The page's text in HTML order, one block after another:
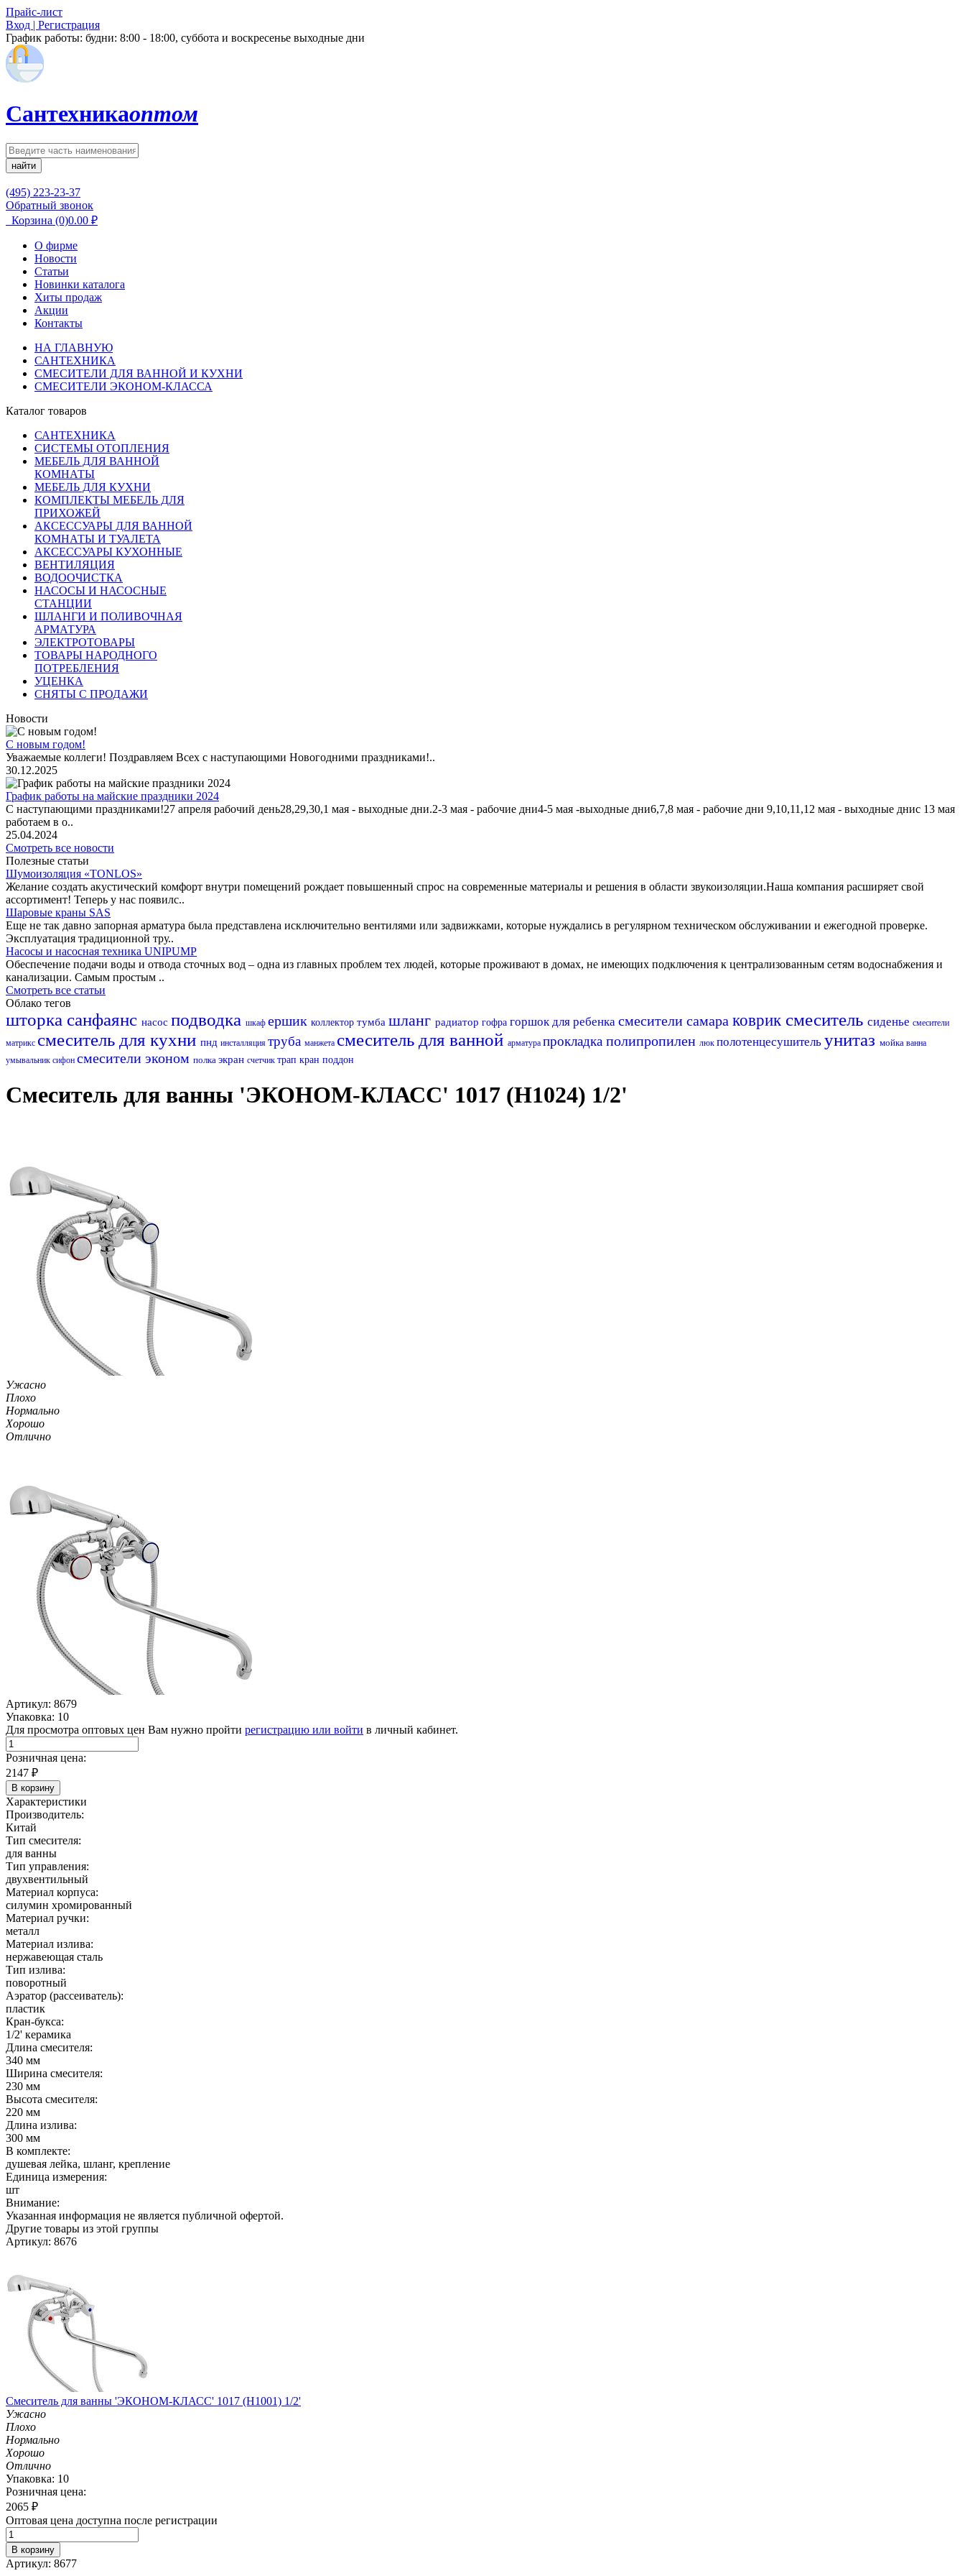
Прайс-лист
Вход | Регистрация
График работы: будни: 8:00 - 18:00, суббота и воскресенье выходные дни
Сантехникаоптом
найти
(495) 223-23-37
Обратный звонок
Корзина (0)0.00 ₽
О фирме
Новости
Статьи
Новинки каталога
Хиты продаж
Акции
Контакты
НА ГЛАВНУЮ
САНТЕХНИКА
СМЕСИТЕЛИ ДЛЯ ВАННОЙ И КУХНИ
СМЕСИТЕЛИ ЭКОНОМ-КЛАССА
Каталог товаров
САНТЕХНИКА
СИСТЕМЫ ОТОПЛЕНИЯ
МЕБЕЛЬ ДЛЯ ВАННОЙ
КОМНАТЫ
МЕБЕЛЬ ДЛЯ КУХНИ
КОМПЛЕКТЫ МЕБЕЛЬ ДЛЯ
ПРИХОЖЕЙ
АКСЕССУАРЫ ДЛЯ ВАННОЙ
КОМНАТЫ И ТУАЛЕТА
АКСЕССУАРЫ КУХОННЫЕ
ВЕНТИЛЯЦИЯ
ВОДООЧИСТКА
НАСОСЫ И НАСОСНЫЕ
СТАНЦИИ
ШЛАНГИ И ПОЛИВОЧНАЯ
АРМАТУРА
ЭЛЕКТРОТОВАРЫ
ТОВАРЫ НАРОДНОГО
ПОТРЕБЛЕНИЯ
УЦЕНКА
СНЯТЫ С ПРОДАЖИ
Новости
С новым годом!
Уважаемые коллеги! Поздравляем Всех с наступающими Новогодними праздниками!..
30.12.2025
График работы на майские праздники 2024
С наступающими праздниками!27 апреля рабочий день28,29,30,1 мая - выходные дни.2-3 мая - рабочие дни4-5 мая -выходные дни6,7,8 мая - рабочие дни 9,10,11,12 мая - выходные днис 13 мая
работаем в о..
25.04.2024
Смотреть все новости
Полезные статьи
Шумоизоляция «TONLOS»
Желание создать акустический комфорт внутри помещений рождает повышенный спрос на современные материалы и решения в области звукоизоляции.Наша компания расширяет свой
ассортимент! Теперь у нас появилс..
Шаровые краны SAS
Еще не так давно запорная арматура была представлена исключительно вентилями или задвижками, которые нуждались в регулярном техническом обслуживании и ежегодной проверке.
Эксплуатация традиционной тру..
Насосы и насосная техника UNIPUMP
Обеспечение подачи воды и отвода сточных вод – одна из главных проблем тех людей, которые проживают в домах, не имеющих подключения к централизованным сетям водоснабжения и
канализации. Самым простым ..
Смотреть все статьи
Облако тегов
шторка санфаянс насос подводка шкаф ершик коллектор тумба шланг радиатор гофра горшок для ребенка смесители самара коврик смеситель сиденье смесители
матрикс смеситель для кухни пнд инсталляция труба манжета смеситель для ванной арматура прокладка полипропилен люк полотенцесушитель унитаз мойка ванна
умывальник сифон смесители эконом полка экран счетчик трап кран поддон
Смеситель для ванны 'ЭКОНОМ-КЛАСС' 1017 (H1024) 1/2'
Ужасно
Плохо
Нормально
Хорошо
Отлично
Артикул: 8679
Упаковка: 10
Для просмотра оптовых цен Вам нужно пройти регистрацию или войти в личный кабинет.
Розничная цена:
2147 ₽
В корзину
Характеристики
Производитель:
Китай
Тип смесителя:
для ванны
Тип управления:
двухвентильный
Материал корпуса:
силумин хромированный
Материал ручки:
металл
Материал излива:
нержавеющая сталь
Тип излива:
поворотный
Аэратор (рассеиватель):
пластик
Кран-букса:
1/2' керамика
Длина смесителя:
340 мм
Ширина смесителя:
230 мм
Высота смесителя:
220 мм
Длина излива:
300 мм
В комплекте:
душевая лейка, шланг, крепление
Единица измерения:
шт
Внимание:
Указанная информация не является публичной офертой.
Другие товары из этой группы
Артикул: 8676
Смеситель для ванны 'ЭКОНОМ-КЛАСС' 1017 (H1001) 1/2'
Ужасно
Плохо
Нормально
Хорошо
Отлично
Упаковка: 10
Розничная цена:
2065 ₽
Оптовая цена доступна после регистрации
В корзину
Артикул: 8677